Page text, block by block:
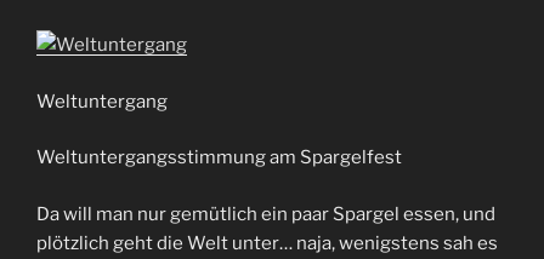
Weltuntergang
Weltuntergangsstimmung am Spargelfest
Da will man nur gemütlich ein paar Spargel essen, und
plötzlich geht die Welt unter… naja, wenigstens sah es